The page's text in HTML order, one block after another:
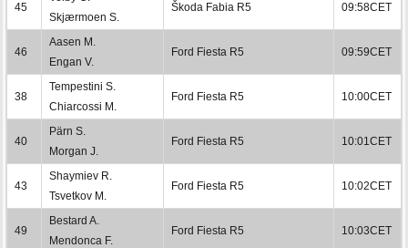
45
Skjærmoen S.
Škoda Fabia R5 09:58CET
46
Aasen M.
Engan V.
Ford Fiesta R5 09:59CET
38
Tempestini S.
Chiarcossi M.
Ford Fiesta R5 10:00CET
40
Pärn S.
Morgan J.
Ford Fiesta R5 10:01CET
43
Shaymiev R.
Tsvetkov M.
Ford Fiesta R5 10:02CET
49
Bestard A.
Mendonca F.
Ford Fiesta R5 10:03CET